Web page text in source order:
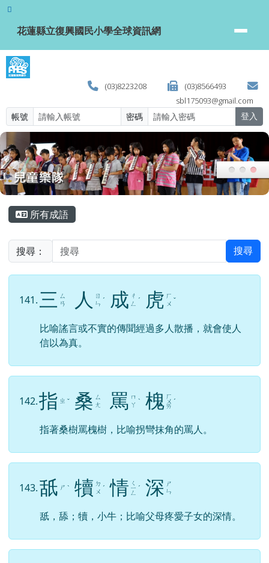
跳至主內容區
花蓮縣立復興國民小學全球資訊網
花蓮縣立復興國民小學全球資訊網
(03)8223208
(03)8566493
sbl175093@gmail.com
帳號 密碼 登入
主內容區域
所有成語
搜尋： 搜尋
141. 三 ㄙ
ㄢ
人
ㄖ
ㄣ ˊ 成 ㄔ
ㄥ
ˊ 虎 ㄏ
ㄨ ˇ
比喻謠言或不實的傳聞經過多人散播，就會使人
信以為真。
142.指 ㄓ ˇ 桑 ㄙ
ㄤ
罵 ㄇ
ㄚ ˋ 槐 ㄏ
ㄨ
ㄞ
ˊ
指著桑樹罵槐樹，比喻拐彎抹角的罵人。
143.舐 ㄕ ˋ 犢 ㄉ
ㄨ ˊ 情 ㄑ
ㄧ
ㄥ
ˊ 深 ㄕ
ㄣ
舐，舔；犢，小牛；比喻父母疼愛子女的深情。
頁尾區域